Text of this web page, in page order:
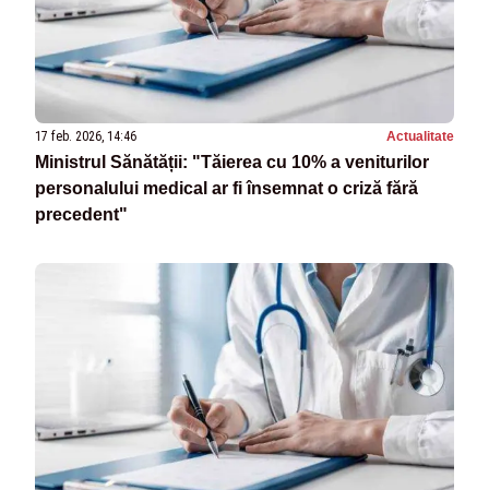
17 feb. 2026, 14:46 Actualitate
Ministrul Sănătății: "Tăierea cu 10% a veniturilor
personalului medical ar fi însemnat o criză fără
precedent"